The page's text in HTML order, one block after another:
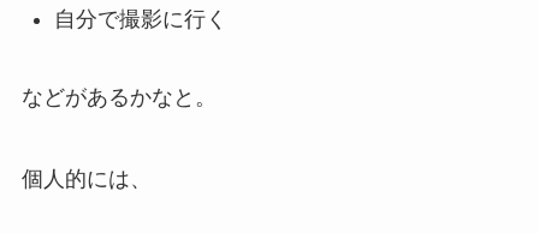
自分で撮影に行く
などがあるかなと。
個人的には、